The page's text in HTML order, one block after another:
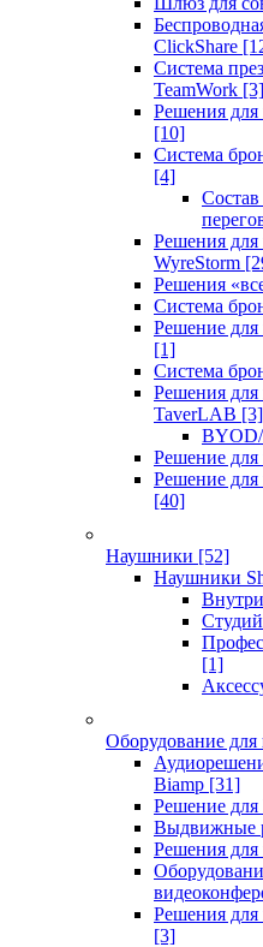
ClickShare
Система
TeamWork [3]
Решения для
[10]
Система
[4]
Решения для
WyreStorm
Решения
Система
Решение для
[1]
Система
Решения для
TaverLAB [3]
Решение для
Решение для
[40]
Наушники [52]
Наушники
[1]
Оборудование для
Biamp [31]
Решение
Выдвижные
Решения
Решения
[3]